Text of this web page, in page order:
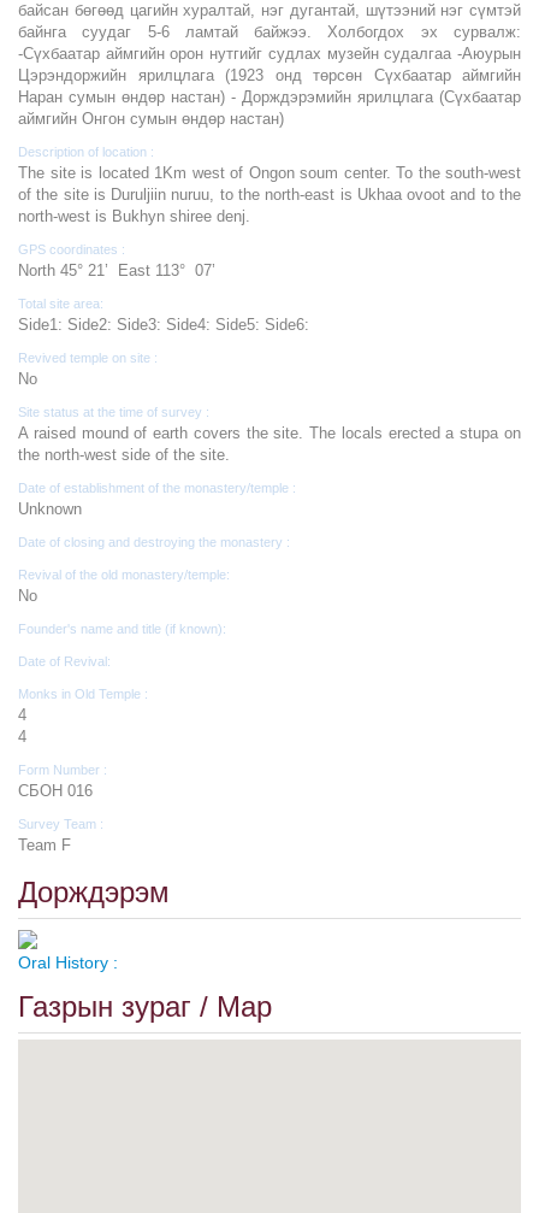
байсан бөгөөд цагийн хуралтай, нэг дугантай, шүтээний нэг сүмтэй
байнга суудаг 5-6 ламтай байжээ. Холбогдох эх сурвалж:
-Сүхбаатар аймгийн орон нутгийг судлах музейн судалгаа -Аюурын
Цэрэндоржийн ярилцлага (1923 онд төрсөн Сүхбаатар аймгийн
Наран сумын өндөр настан) - Дорждэрэмийн ярилцлага (Сүхбаатар
аймгийн Онгон сумын өндөр настан)
Description of location :
The site is located 1Km west of Ongon soum center. To the south-west
of the site is Duruljiin nuruu, to the north-east is Ukhaa ovoot and to the
north-west is Bukhyn shiree denj.
GPS coordinates :
North 45° 21’ East 113° 07’
Total site area:
Side1: Side2: Side3: Side4: Side5: Side6:
Revived temple on site :
No
Site status at the time of survey :
A raised mound of earth covers the site. The locals erected a stupa on
the north-west side of the site.
Date of establishment of the monastery/temple :
Unknown
Date of closing and destroying the monastery :
Revival of the old monastery/temple:
No
Founder's name and title (if known):
Date of Revival:
Monks in Old Temple :
4
4
Form Number :
СБОН 016
Survey Team :
Team F
Дорждэрэм
Oral History :
Газрын зураг / Map